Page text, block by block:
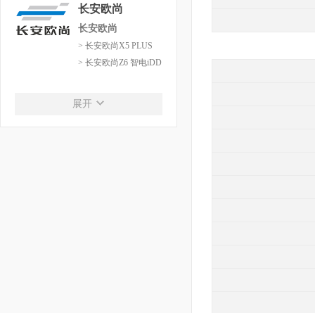
长安欧尚
长安欧尚
> 长安欧尚X5 PLUS
> 长安欧尚Z6 智电iDD
长安启源
展开